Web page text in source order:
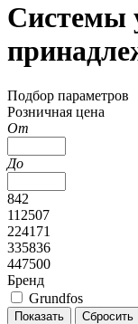
Системы
Подбор параметров
Розничная цена
От
До
842
112507
224171
335836
447500
Бренд
Grundfos
Показать Сбросить